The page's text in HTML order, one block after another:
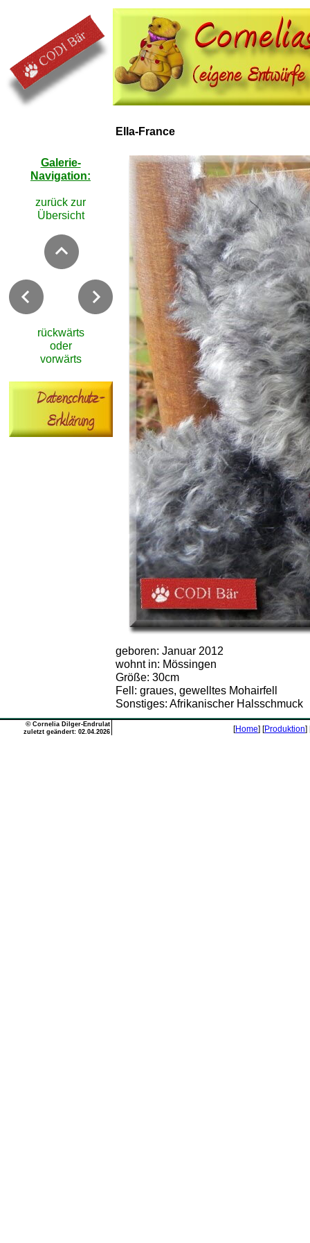
Galerie-
Navigation:
zurück zur
Übersicht
rückwärts
oder
vorwärts
Ella-France
geboren: Januar 2012
wohnt in: Mössingen
Größe: 30cm
Fell: graues, gewelltes Mohairfell
Sonstiges: Afrikanischer Halsschmuck
©Cornelia Dilger-Endrulat
zuletzt geändert: 02.04.2026
[Home] [Produktion]